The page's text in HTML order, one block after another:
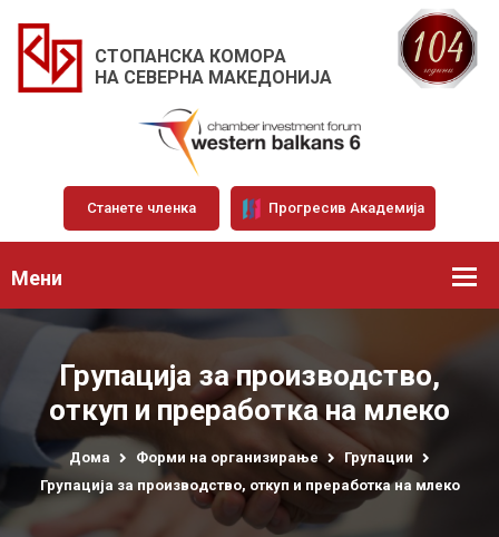
СТОПАНСКА КОМОРА
НА СЕВЕРНА МАКЕДОНИЈА
Станете членка Прогресив Академија
Мени
Групација за производство,
откуп и преработка на млеко
Дома Форми на организирање
Групации
Групација за производство, откуп и преработка на млеко